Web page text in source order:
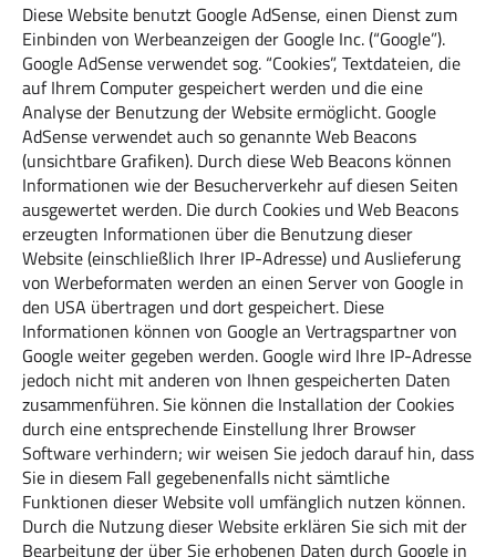
Diese Website benutzt Google AdSense, einen Dienst zum
Einbinden von Werbeanzeigen der Google Inc. (“Google”).
Google AdSense verwendet sog. “Cookies”, Textdateien, die
auf Ihrem Computer gespeichert werden und die eine
Analyse der Benutzung der Website ermöglicht. Google
AdSense verwendet auch so genannte Web Beacons
(unsichtbare Grafiken). Durch diese Web Beacons können
Informationen wie der Besucherverkehr auf diesen Seiten
ausgewertet werden. Die durch Cookies und Web Beacons
erzeugten Informationen über die Benutzung dieser
Website (einschließlich Ihrer IP-Adresse) und Auslieferung
von Werbeformaten werden an einen Server von Google in
den USA übertragen und dort gespeichert. Diese
Informationen können von Google an Vertragspartner von
Google weiter gegeben werden. Google wird Ihre IP-Adresse
jedoch nicht mit anderen von Ihnen gespeicherten Daten
zusammenführen. Sie können die Installation der Cookies
durch eine entsprechende Einstellung Ihrer Browser
Software verhindern; wir weisen Sie jedoch darauf hin, dass
Sie in diesem Fall gegebenenfalls nicht sämtliche
Funktionen dieser Website voll umfänglich nutzen können.
Durch die Nutzung dieser Website erklären Sie sich mit der
Bearbeitung der über Sie erhobenen Daten durch Google in